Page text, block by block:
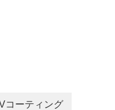
コーティング